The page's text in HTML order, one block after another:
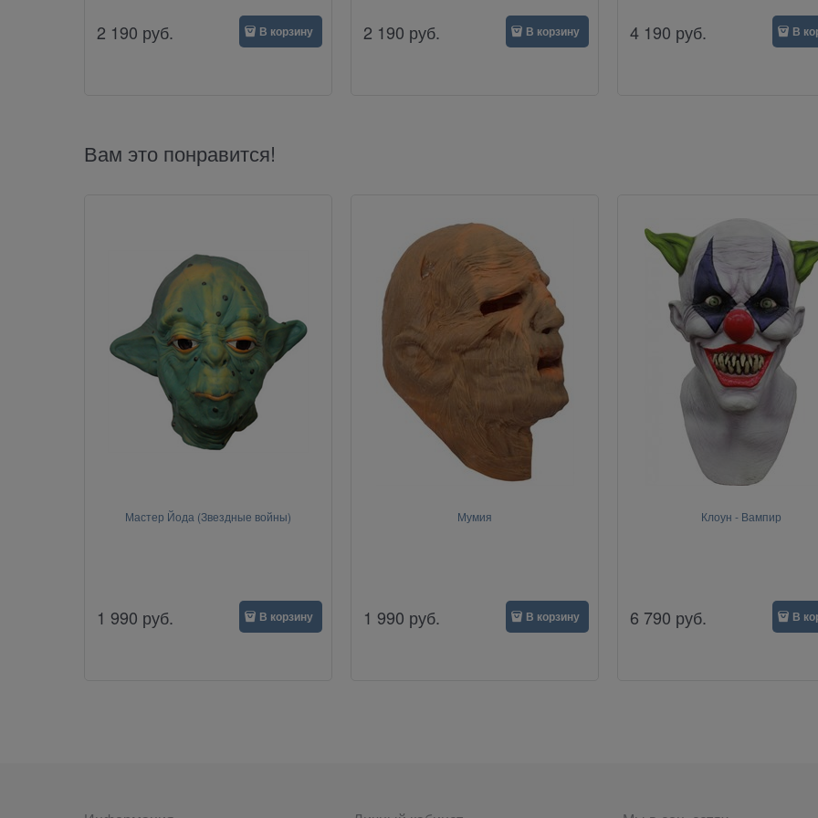
2 190 руб. В корзину 2 190 руб. В корзину 4 190 руб. В
Вам это понравится!
Мастер Йода (Звездные войны)
1 990 руб. В корзину
Мумия
1 990 руб. В корзину
Клоун - Вампир
6 790 руб. В